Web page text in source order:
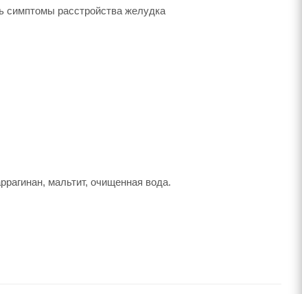
симптомы расстройства желудка
мальтит, очищенная вода.